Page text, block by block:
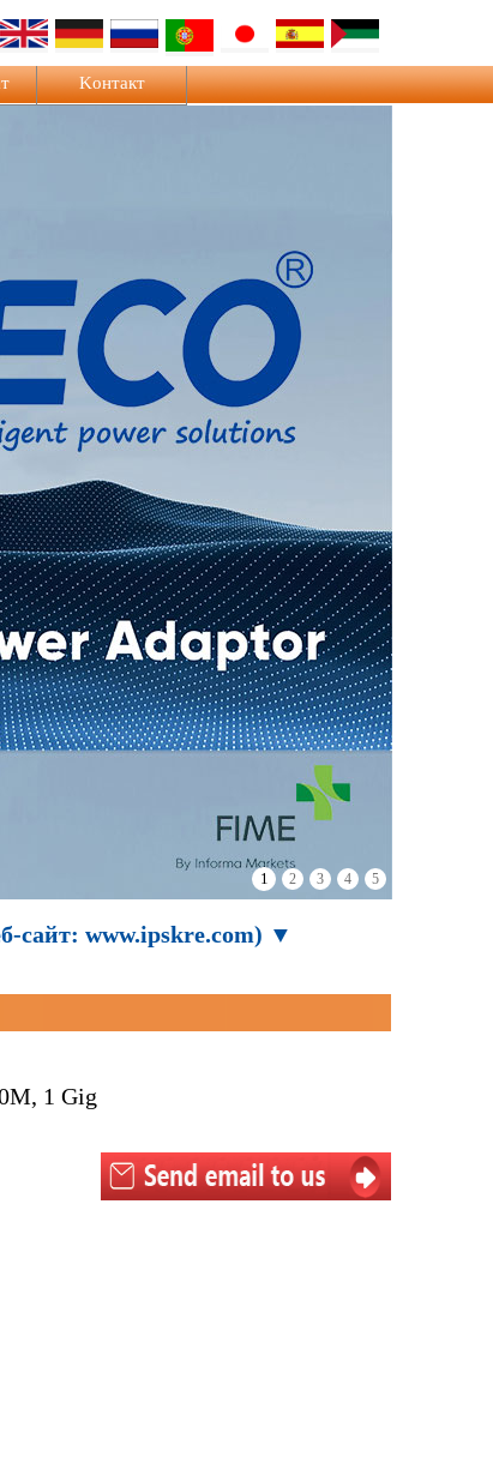
Kонтакт
1 2 3 4 5
сайт: www.ipskre.com) ▼
1 Gig